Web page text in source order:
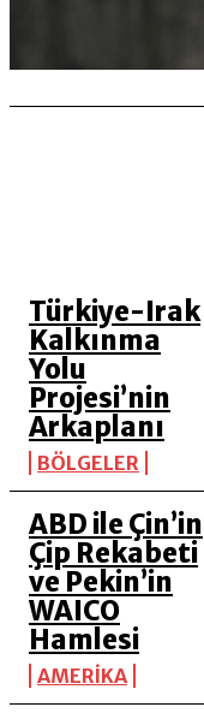
Türkiye-Irak
Kalkınma
Yolu
Projesi’nin
Arkaplanı
BÖLGELER
ABD ile Çin’in
Çip Rekabeti
ve Pekin’in
WAICO
Hamlesi
AMERİKA